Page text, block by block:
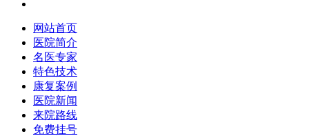
网站首页
医院简介
名医专家
特色技术
康复案例
医院新闻
来院路线
免费挂号